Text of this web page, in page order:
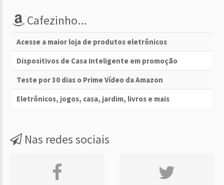
Cafezinho...
Acesse a maior loja de produtos eletrônicos
Dispositivos de Casa Inteligente em promoção
Teste por 30 dias o Prime Vídeo da Amazon
Eletrônicos, jogos, casa, jardim, livros e mais
Nas redes sociais